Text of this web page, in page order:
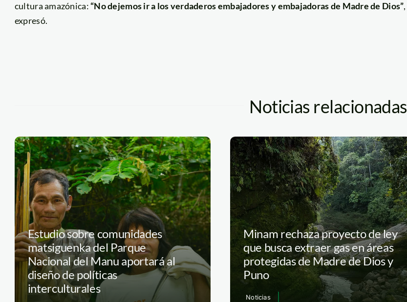
cultura amazónica: “No dejemos ir a los verdaderos embajadores y embajadoras de Madre de Dios”,
expresó.
Noticias relacionadas
Estudio sobre comunidades
matsiguenka del Parque
Nacional del Manu aportará al
diseño de políticas
interculturales
Minam rechaza proyecto de ley
que busca extraer gas en áreas
protegidas de Madre de Dios y
Puno
Noticias